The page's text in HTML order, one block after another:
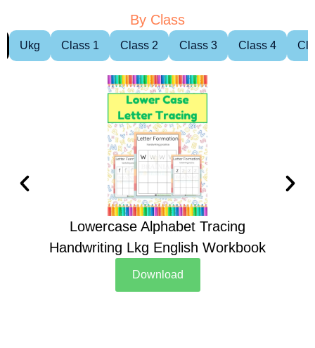
By Class
Ukg Class 1 Class 2 Class 3 Class 4
Lowercase Alphabet Tracing
Handwriting Lkg English Workbook
Download